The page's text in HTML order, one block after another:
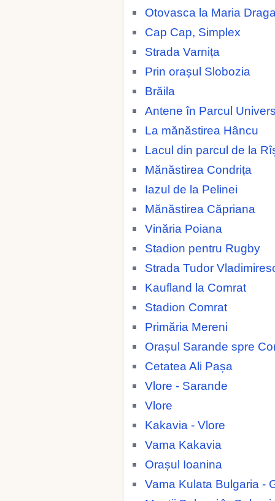
Otovasca la Maria
Cap Cap, Simplex
Strada Varnița
Prin orașul Slobozia
Brăila
Antene în Parcul
La mănăstirea Hâncu
Lacul din parcul de la
Mănăstirea Condrița
Iazul de la Pelinei
Mănăstirea Căpriana
Vinăria Poiana
Stadion pentru Rugby
Strada Tudor
Kaufland la Comrat
Stadion Comrat
Primăria Mereni
Orașul Sarande spre
Cetatea Ali Pașa
Vlore - Sarande
Vlore
Kakavia - Vlore
Vama Kakavia
Orașul Ioanina
Vama Kulata Bulgaria -